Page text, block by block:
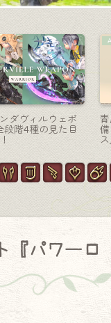
がかわいい機工
ットリージュ・
』
③
『パワーロ